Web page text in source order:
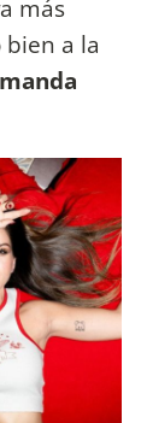
más
bien a la